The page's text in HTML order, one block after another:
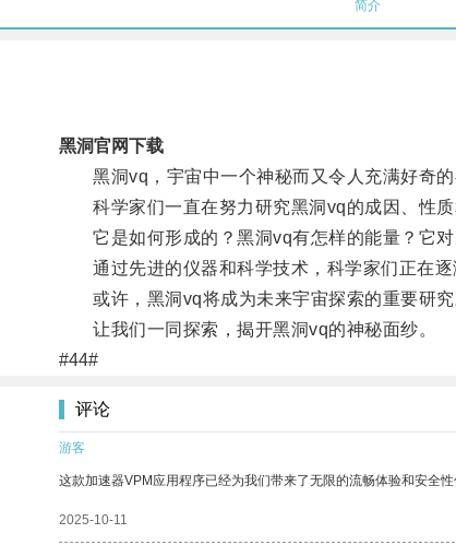
简介
黑洞官网下载
黑洞vq，宇宙中一个神秘而又令人充满好奇的
科学家们一直在努力研究黑洞vq的成因、性质
它是如何形成的？黑洞vq有怎样的能量？它对
通过先进的仪器和科学技术，科学家们正在逐
或许，黑洞vq将成为未来宇宙探索的重要研究
让我们一同探索，揭开黑洞vq的神秘面纱。
#44#
评论
游客
这款加速器VPM应用程序已经为我们带来了无限的流畅体验和安全性
2025-10-11